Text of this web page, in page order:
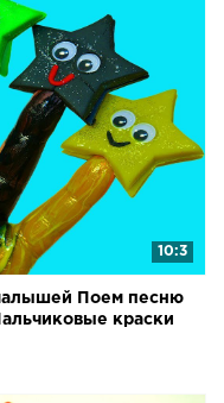
10:3
Поем песню
краски